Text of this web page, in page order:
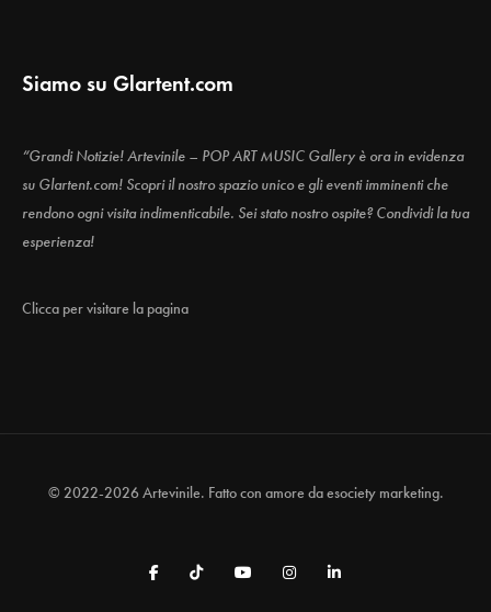
Siamo su Glartent.com
“Grandi Notizie! Artevinile – POP ART MUSIC Gallery è ora in evidenza
su Glartent.com! Scopri il nostro spazio unico e gli eventi imminenti che
rendono ogni visita indimenticabile. Sei stato nostro ospite? Condividi la tua
esperienza!
Clicca per visitare la pagina
© 2022-2026 Artevinile. Fatto con amore daesociety marketing.